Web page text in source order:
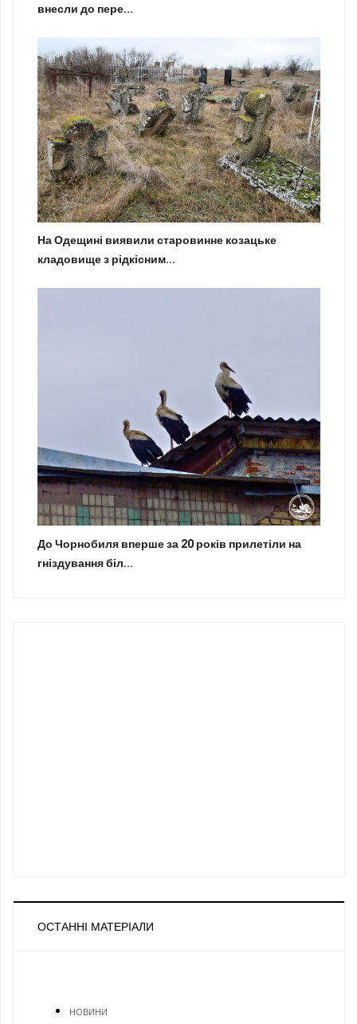
внесли до пере...
На Одещині виявили старовинне козацьке
кладовище з рідкісним...
До Чорнобиля вперше за 20 років прилетіли на
гніздування біл...
ОСТАННІ МАТЕРІАЛИ
НОВИНИ